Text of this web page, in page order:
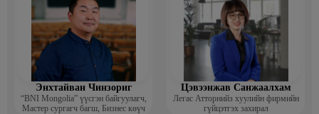
Энхтайван Чинзориг
“BNI Mongolia” үүсгэн байгуулагч,
Мастер сургагч багш, Бизнес көүч
Цэвээнжав Санжаалхам
Легас Атторнийз хуулийн фирмийн
гүйцэтгэх захирал